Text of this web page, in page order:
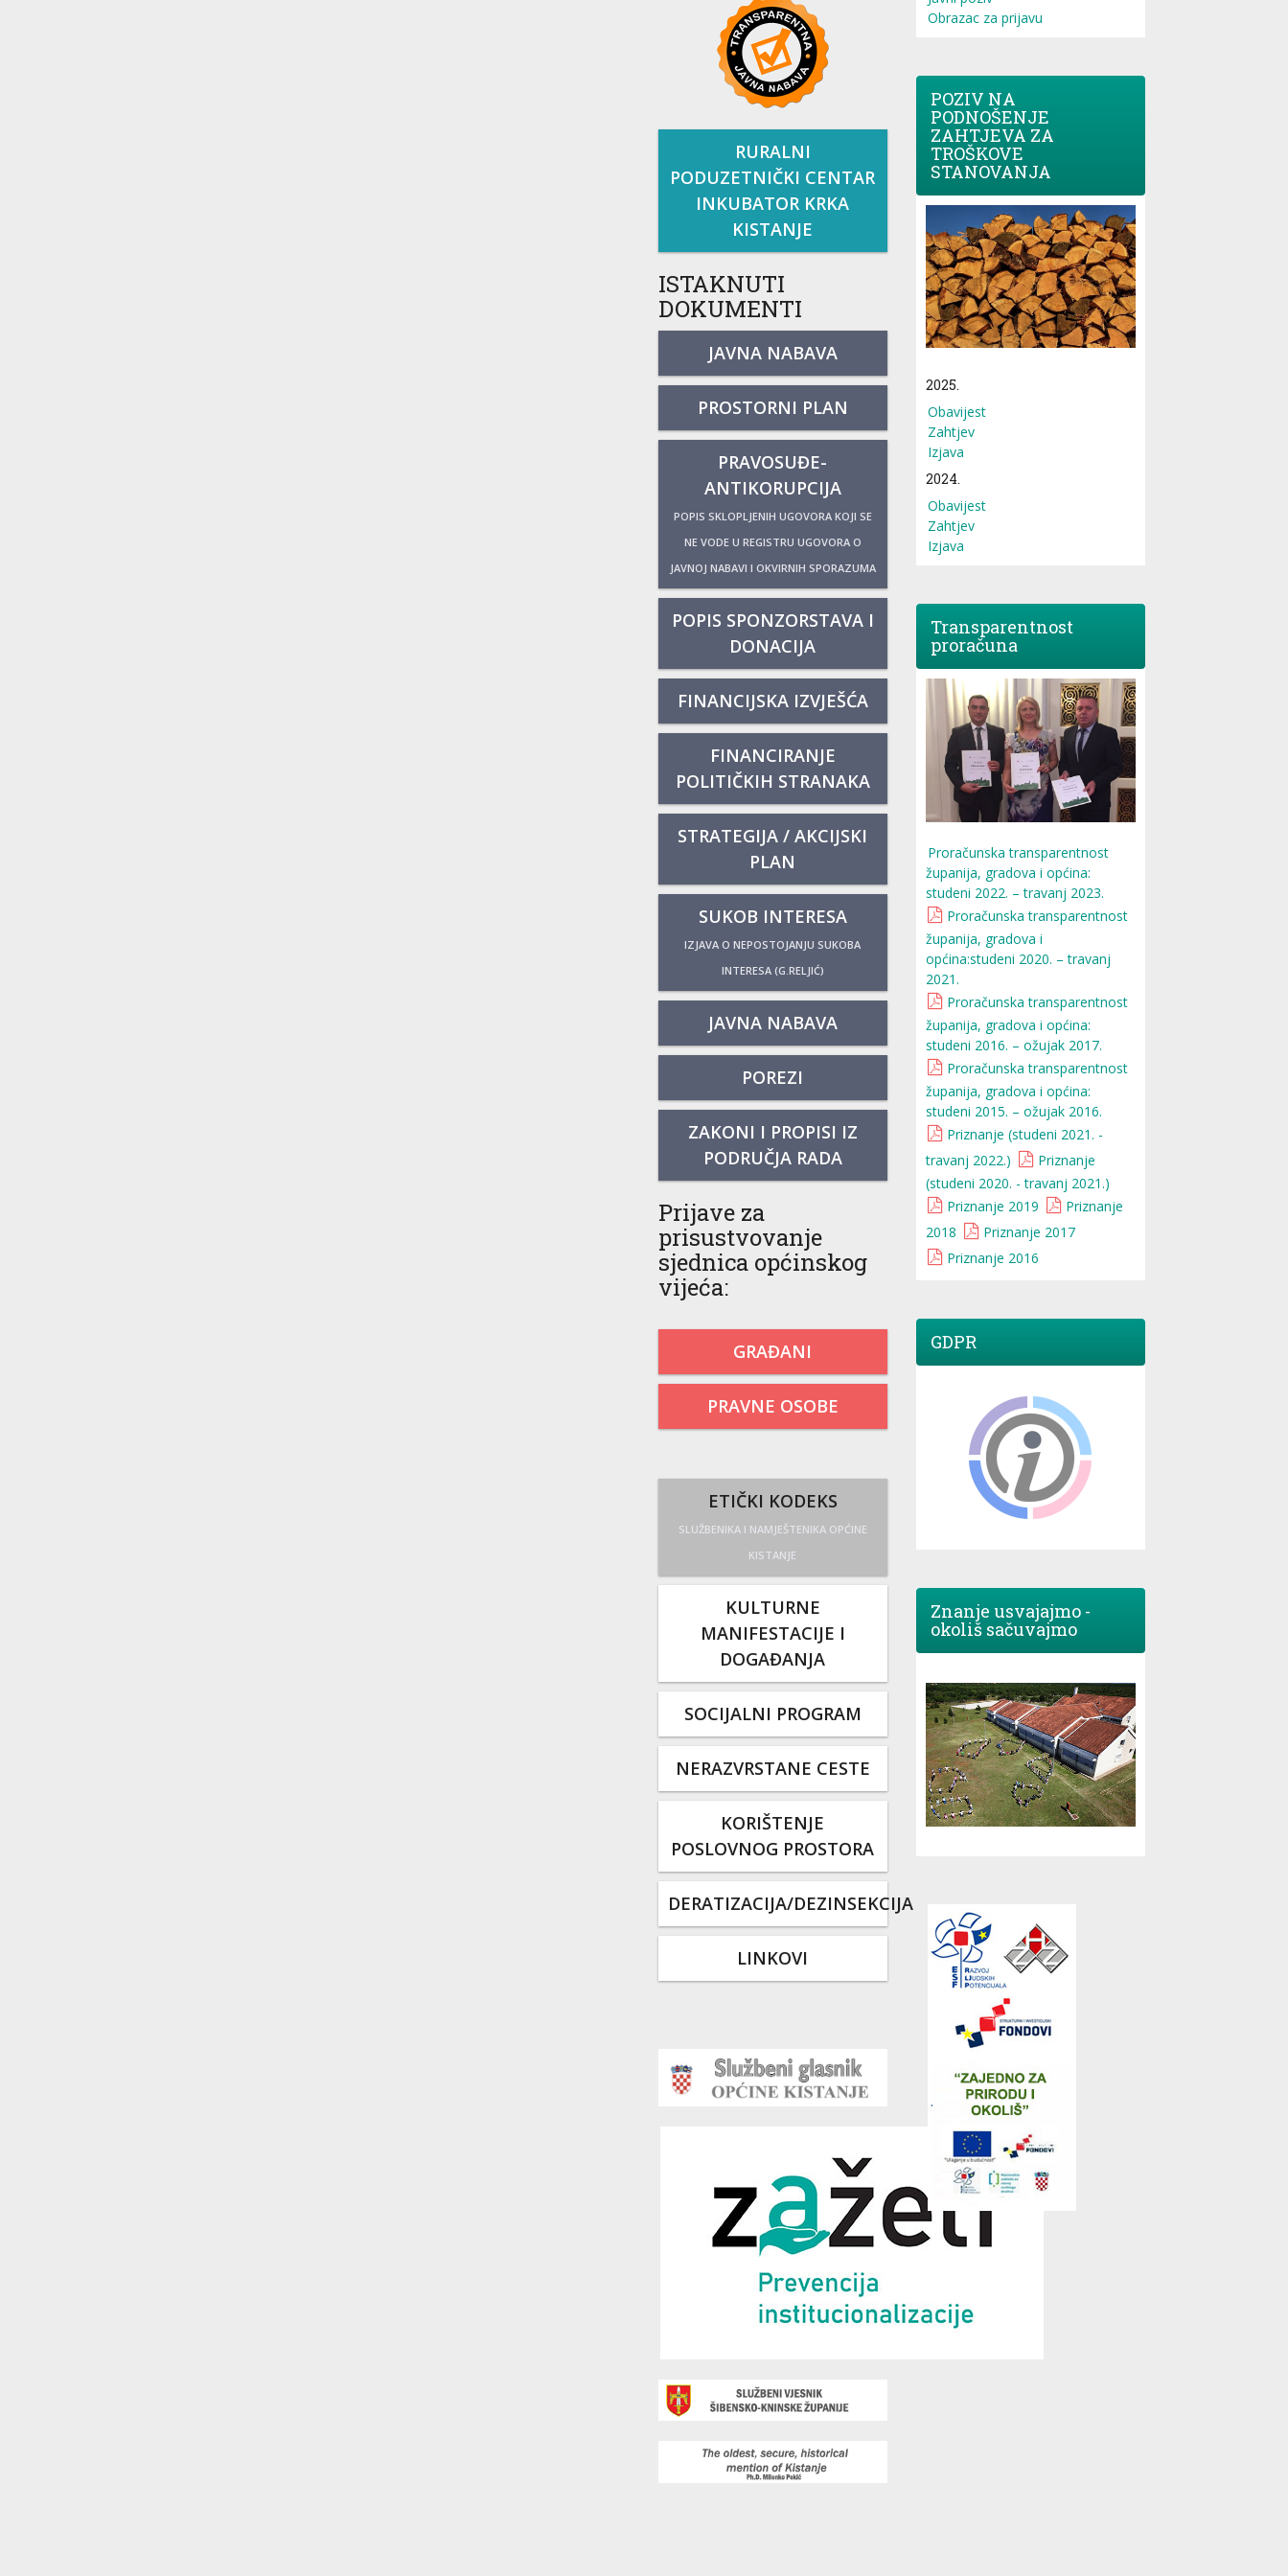
RURALNI
PODUZETNIČKI CENTAR
INKUBATOR KRKA
KISTANJE
ISTAKNUTI
DOKUMENTI
JAVNA NABAVA
PROSTORNI PLAN
PRAVOSUĐE-
ANTIKORUPCIJA
POPIS SKLOPLJENIH UGOVORA KOJI SE
NE VODE U REGISTRU UGOVORA O
JAVNOJ NABAVI I OKVIRNIH SPORAZUMA
POPIS SPONZORSTAVA I
DONACIJA
FINANCIJSKA IZVJEŠĆA
FINANCIRANJE
POLITIČKIH STRANAKA
STRATEGIJA / AKCIJSKI
PLAN
SUKOB INTERESA
IZJAVA O NEPOSTOJANJU SUKOBA
INTERESA (G.RELJIĆ)
JAVNA NABAVA
POREZI
ZAKONI I PROPISI IZ
PODRUČJA RADA
Prijave za
prisustvovanje
sjednica općinskog
vijeća:
GRAĐANI
PRAVNE OSOBE
ETIČKI KODEKS
SLUŽBENIKA I NAMJEŠTENIKA OPĆINE
KISTANJE
KULTURNE
MANIFESTACIJE I
DOGAĐANJA
SOCIJALNI PROGRAM
NERAZVRSTANE CESTE
KORIŠTENJE
POSLOVNOG PROSTORA
DERATIZACIJA/DEZINSEKCIJA
LINKOVI
Obrazac za prijavu
POZIV NA
PODNOŠENJE
ZAHTJEVA ZA
TROŠKOVE
STANOVANJA
2025.
Obavijest
Zahtjev
Izjava
2024.
Obavijest
Zahtjev
Izjava
Transparentnost
proračuna
Proračunska transparentnost
županija, gradova i općina:
studeni 2022. – travanj 2023.
Proračunska transparentnost
županija, gradova i
općina:studeni 2020. – travanj
2021.
Proračunska transparentnost
županija, gradova i općina:
studeni 2016. – ožujak 2017.
Proračunska transparentnost
županija, gradova i općina:
studeni 2015. – ožujak 2016.
Priznanje (studeni 2021. -
travanj 2022.)
Priznanje
(studeni 2020. - travanj 2021.)
Priznanje 2019
Priznanje
2018
Priznanje 2017
Priznanje 2016
GDPR
Znanje usvajajmo -
okoliš sačuvajmo